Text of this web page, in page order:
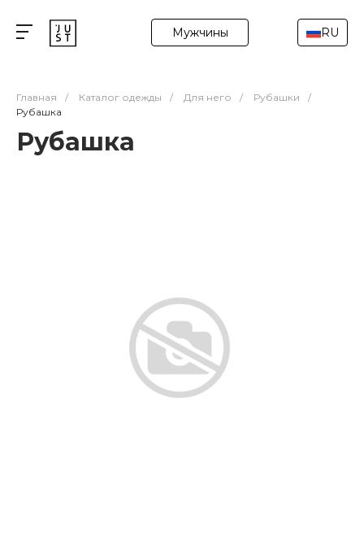
Мужчины RU
Главная / Каталог одежды / Для него / Рубашки
/
Рубашка
Рубашка